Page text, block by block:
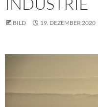
BILD 19. DEZEMBER 2020